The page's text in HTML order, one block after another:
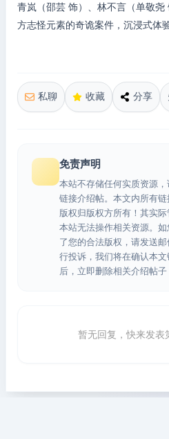
青岚（邵芸 饰）、林不言（单敬
方志怪元素的奇诡案件，沉浸式体
私聊 收藏 分享
免责声明
本站不存储任何实质资源
链接介绍帖。本文内所有
版权归版权方所有！其实
本站无法操作相关资源。
了您的合法版权，请发送邮
行投诉，我们将在确认本
后，立即删除相关介绍帖子
暂无回复，快来发表